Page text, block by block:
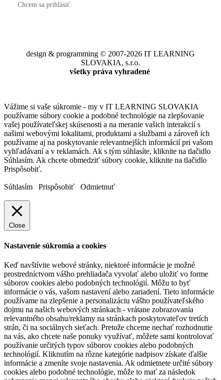
Chcem sa prihlásiť
design & programming © 2007-2026 IT LEARNING
SLOVAKIA, s.r.o.
všetky práva vyhradené
Vážime si vaše súkromie - my v IT LEARNING SLOVAKIA
používame súbory cookie a podobné technológie na zlepšovanie
vašej používateľskej skúsenosti a na meranie vašich interakcií s
našimi webovými lokalitami, produktami a službami a zároveň ich
používame aj na poskytovanie relevantnejších informácií pri vašom
vyhľadávaní a v reklamách. Ak s tým súhlasíte, kliknite na tlačidlo
Súhlasím. Ak chcete obmedziť súbory cookie, kliknite na tlačidlo
Prispôsobiť.
Súhlasím Prispôsobiť Odmietnuť
Close
Nastavenie súkromia a cookies
Keď navštívite webové stránky, niektoré informácie je možné
prostredníctvom vášho prehliadača vyvolať alebo uložiť vo forme
súborov cookies alebo podobných technológií. Môžu to byť
informácie o vás, vašom nastavení alebo zariadení. Tieto informácie
používame na zlepšenie a personalizáciu vášho používateľského
dojmu na našich webových stránkach - vrátane zobrazovania
relevantného obsahu/reklamy na stránkach poskytovateľov tretích
strán, či na sociálnych sieťach. Pretože chceme nechať rozhodnutie
na vás, ako chcete naše ponuky využívať, môžete sami kontrolovať
používanie určitých typov súborov cookies alebo podobných
technológií. Kliknutím na rôzne kategórie nadpisov získate ďalšie
informácie a zmeníte svoje nastavenia. Ak odmietnete určité súbory
cookies alebo podobné technológie, môže to mať za následok